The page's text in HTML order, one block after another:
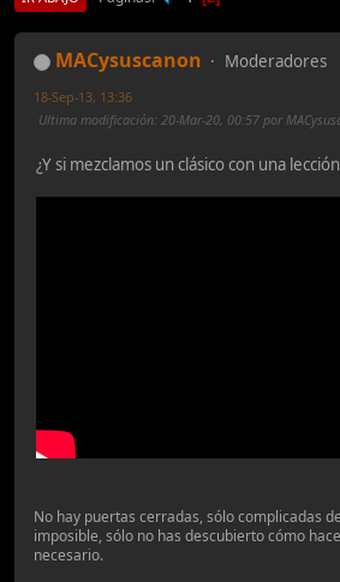
MACysuscanon
Moderadores
18-Sep-13, 13:36
Ultima modificación: 20-Mar-20, 00:57 por
¿Y si mezclamos un clásico con una
No hay puertas cerradas, sólo complicadas
imposible, sólo no has descubierto cómo
necesario.